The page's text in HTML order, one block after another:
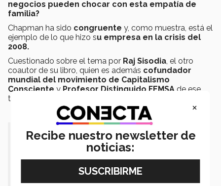
negocios pueden chocar con esta empatía de
familia?
Chapman ha sido congruente y, como muestra, está el
ejemplo de lo que hizo su empresa en la crisis del
2008.
Cuestionado sobre el tema por Raj Sisodia, el otro
coautor de su libro, quien es además cofundador
mundial del movimiento de Capitalismo
Consciente y Profesor Distinguido FEMSA de ese
tema en el Tec, Chapman narró lo que hizo.
“¡Sé el líder que querrías que tus
hijos tuvieran!”.
×
Recibe nuestro newsletter de
noticias: